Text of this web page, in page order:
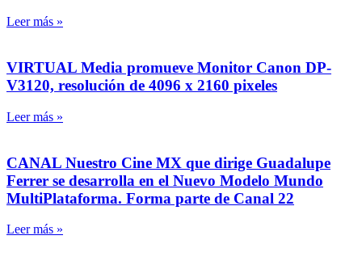
Leer más »
VIRTUAL Media promueve Monitor Canon DP-
V3120, resolución de 4096 x 2160 pixeles
Leer más »
CANAL Nuestro Cine MX que dirige Guadalupe
Ferrer se desarrolla en el Nuevo Modelo Mundo
MultiPlataforma. Forma parte de Canal 22
Leer más »